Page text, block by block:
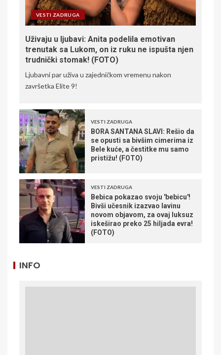
VESTI ZADRUGA
Uživaju u ljubavi: Anita podelila emotivan
trenutak sa Lukom, on iz ruku ne ispušta njen
trudnički stomak! (FOTO)
Ljubavni par uživa u zajedničkom vremenu nakon
završetka Elite 9!
VESTI ZADRUGA
BORA SANTANA SLAVI: Rešio da
se opusti sa bivšim cimerima iz
Bele kuće, a čestitke mu samo
pristižu! (FOTO)
VESTI ZADRUGA
Bebica pokazao svoju 'bebicu'!
Bivši učesnik izazvao lavinu
novom objavom, za ovaj luksuz
iskeširao preko 25 hiljada evra!
(FOTO)
INFO